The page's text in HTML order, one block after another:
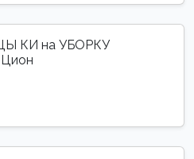
КИ на УБОРКУ